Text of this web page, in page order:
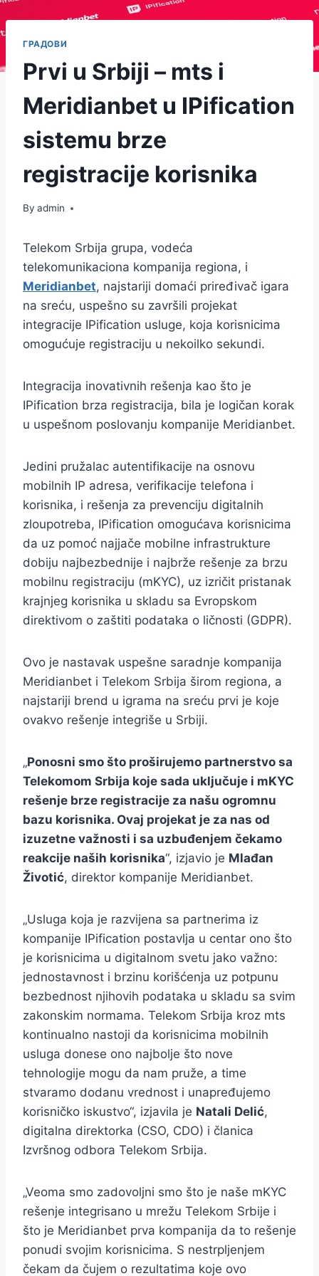
ГРАДОВИ
Prvi u Srbiji – mts i
Meridianbet u IPification
sistemu brze
registracije korisnika
By admin
Telekom Srbija grupa, vodeća
telekomunikaciona kompanija regiona, i
Meridianbet, najstariji domaći priređivač igara
na sreću, uspešno su završili projekat
integracije IPification usluge, koja korisnicima
omogućuje registraciju u nekoilko sekundi.
Integracija inovativnih rešenja kao što je
IPification brza registracija, bila je logičan korak
u uspešnom poslovanju kompanije Meridianbet.
Jedini pružalac autentifikacije na osnovu
mobilnih IP adresa, verifikacije telefona i
korisnika, i rešenja za prevenciju digitalnih
zloupotreba, IPification omogućava korisnicima
da uz pomoć najjače mobilne infrastrukture
dobiju najbezbednije i najbrže rešenje za brzu
mobilnu registraciju (mKYC), uz izričit pristanak
krajnjeg korisnika u skladu sa Evropskom
direktivom o zaštiti podataka o ličnosti (GDPR).
Ovo je nastavak uspešne saradnje kompanija
Meridianbet i Telekom Srbija širom regiona, a
najstariji brend u igrama na sreću prvi je koje
ovakvo rešenje integriše u Srbiji.
„Ponosni smo što proširujemo partnerstvo sa
Telekomom Srbija koje sada uključuje i mKYC
rešenje brze registracije za našu ogromnu
bazu korisnika. Ovaj projekat je za nas od
izuzetne važnosti i sa uzbuđenjem čekamo
reakcije naših korisnika“, izjavio je Mlađan
Životić, direktor kompanije Meridianbet.
„Usluga koja je razvijena sa partnerima iz
kompanije IPification postavlja u centar ono što
je korisnicima u digitalnom svetu jako važno:
jednostavnost i brzinu korišćenja uz potpunu
bezbednost njihovih podataka u skladu sa svim
zakonskim normama. Telekom Srbija kroz mts
kontinualno nastoji da korisnicima mobilnih
usluga donese ono najbolje što nove
tehnologije mogu da nam pruže, a time
stvaramo dodanu vrednost i unapređujemo
korisničko iskustvo“, izjavila je Natali Delić,
digitalna direktorka (CSO, CDO) i članica
Izvršnog odbora Telekom Srbija.
„Veoma smo zadovoljni smo što je naše mKYC
rešenje integrisano u mrežu Telekom Srbije i
što je Meridianbet prva kompanija da to rešenje
ponudi svojim korisnicima. S nestrpljenjem
čekam da čujem o rezultatima koje ovo